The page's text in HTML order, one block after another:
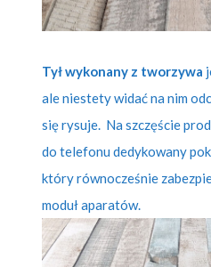
Tył wykonany z tworzywa
ale niestety widać na nim
się rysuje. Na szczęście
do telefonu dedykowany
który równocześnie
moduł aparatów.